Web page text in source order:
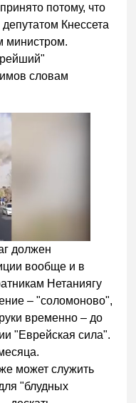
потому, что
Кнессета
министром.
словам
должен
вообще и в
Нетаниягу
– "соломоново",
временно – до
"Еврейская сила".
может служить
"блудных